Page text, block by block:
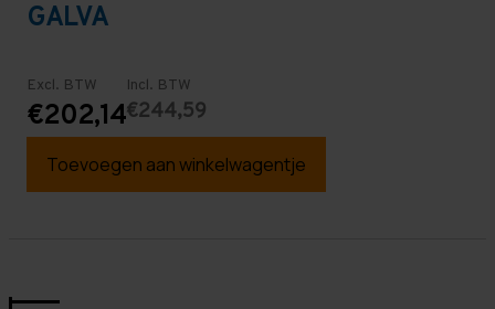
GALVA
Excl. BTW
€202,14
Incl. BTW
€244,59
Toevoegen aan winkelwagentje